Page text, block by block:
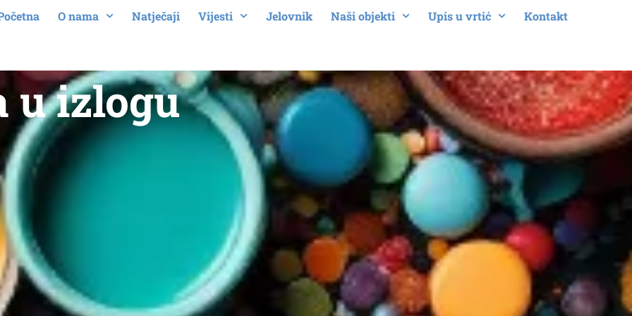
O nama Natječaji Vijesti Jelovnik Naši objekti Upis u vrtić Kontakt
u izlogu